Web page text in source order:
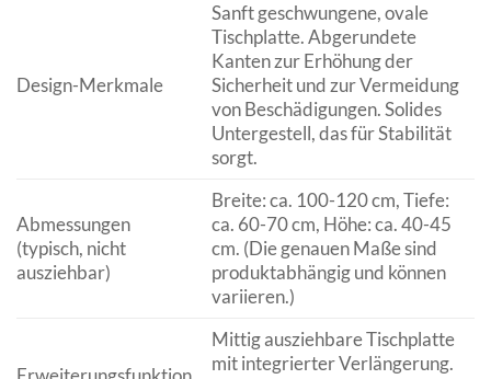
Design-Merkmale
Sanft geschwungene, ovale
Tischplatte. Abgerundete
Kanten zur Erhöhung der
Sicherheit und zur Vermeidung
von Beschädigungen. Solides
Untergestell, das für Stabilität
sorgt.
Abmessungen
(typisch, nicht
ausziehbar)
Breite: ca. 100-120 cm, Tiefe:
ca. 60-70 cm, Höhe: ca. 40-45
cm. (Die genauen Maße sind
produktabhängig und können
variieren.)
Mittig ausziehbare Tischplatte
mit integrierter Verlängerung.